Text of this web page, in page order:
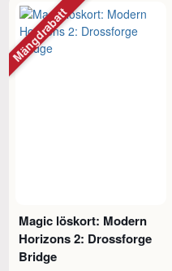
Magic löskort: Modern
Horizons 2: Drossforge
Bridge
Mängdrabatt